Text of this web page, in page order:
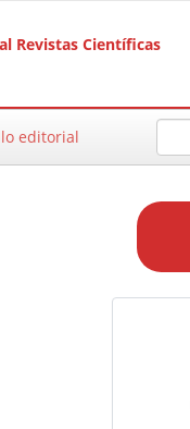
Revistas Científicas
editorial
a